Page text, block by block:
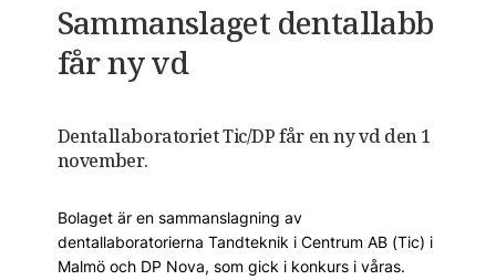
Sammanslaget dentallabb
får ny vd
Dentallaboratoriet Tic/DP får en ny vd den 1
november.
Bolaget är en sammanslagning av
dentallaboratorierna Tandteknik i Centrum AB (Tic) i
Malmö och DP Nova, som gick i konkurs i våras.